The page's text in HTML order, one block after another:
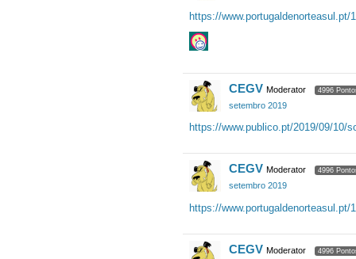
https://www.portugaldenorteasul.pt/
CEGV Moderator 4996
setembro 2019
https://www.publico.pt/2019/09/10/
CEGV Moderator 4996
setembro 2019
https://
CEGV Moderator 4996